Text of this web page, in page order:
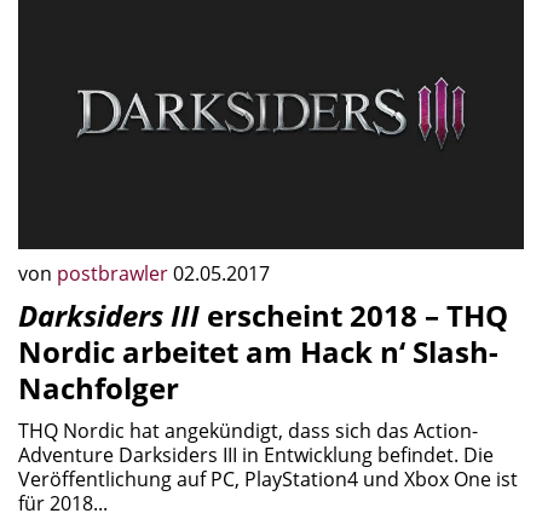
von postbrawler02.05.2017
Darksiders III erscheint 2018 – THQ
Nordic arbeitet am Hack n‘ Slash-
Nachfolger
THQ Nordic hat angekündigt, dass sich das Action-
Adventure Darksiders III in Entwicklung befindet. Die
Veröffentlichung auf PC, PlayStation4 und Xbox One ist
für 2018...